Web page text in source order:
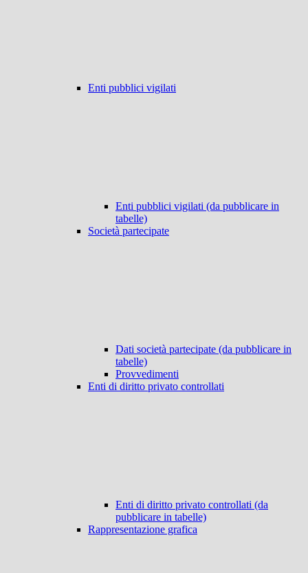
Enti pubblici vigilati
Enti pubblici vigilati (da pubblicare in
tabelle)
Società partecipate
Dati società partecipate (da pubblicare in
tabelle)
Provvedimenti
Enti di diritto privato controllati
Enti di diritto privato controllati (da
pubblicare in tabelle)
Rappresentazione grafica